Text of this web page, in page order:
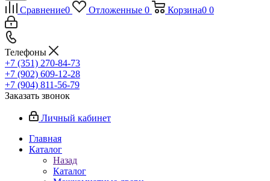
Сравнение0 Отложенные 0 Корзина0 0
Телефоны
+7 (351) 270-84-73
+7 (902) 609-12-28
+7 (904) 811-56-79
Заказать звонок
Личный кабинет
Главная
Каталог
Назад
Каталог